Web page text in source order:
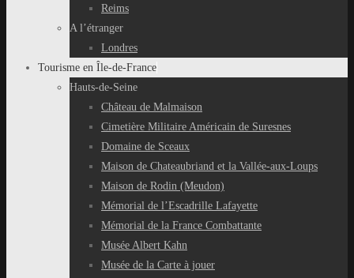
Reims
A l’étranger
Londres
Tourisme en Île-de-France
Hauts-de-Seine
Château de Malmaison
Cimetière Militaire Américain de Suresnes
Domaine de Sceaux
Maison de Chateaubriand et la Vallée-aux-Loups
Maison de Rodin (Meudon)
Mémorial de l’Escadrille Lafayette
Mémorial de la France Combattante
Musée Albert Kahn
Musée de la Carte à jouer